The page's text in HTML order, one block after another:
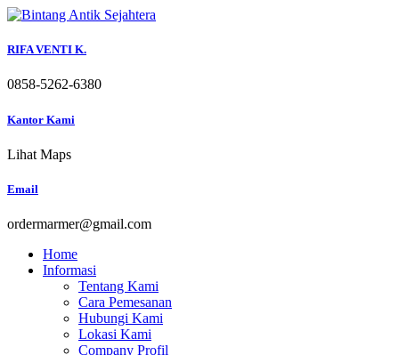
Skip
content
RIFA VENTI K.
0858-5262-6380
Kantor Kami
Lihat Maps
Email
ordermarmer@gmail.com
Home
Informasi
Tentang Kami
Cara Pemesanan
Hubungi Kami
Lokasi Kami
Company Profil